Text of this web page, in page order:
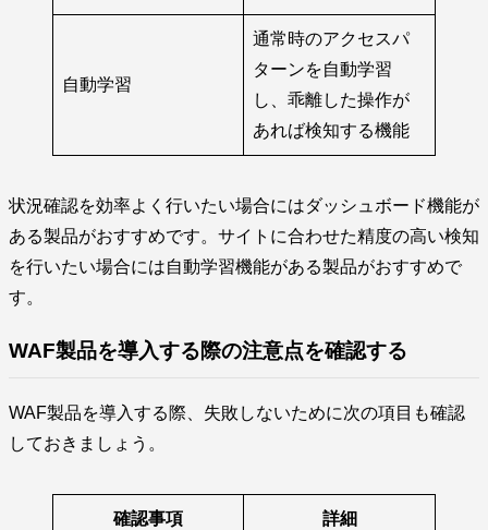
自動学習
通常時のアクセスパ
ターンを自動学習
し、乖離した操作が
あれば検知する機能
状況確認を効率よく行いたい場合にはダッシュボード機能が
ある製品がおすすめです。サイトに合わせた精度の高い検知
を行いたい場合には自動学習機能がある製品がおすすめで
す。
WAF製品を導入する際の注意点を確認する
WAF製品を導入する際、失敗しないために次の項目も確認
しておきましょう。
確認事項 詳細